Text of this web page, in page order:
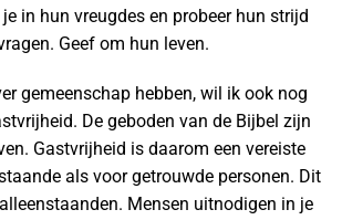
in hun vreugdes en probeer hun strijd
Geef om hun leven.
gemeenschap hebben, wil ik ook nog
De geboden van de Bijbel zijn
Gastvrijheid is daarom een vereiste
als voor getrouwde personen. Dit
Mensen uitnodigen in je